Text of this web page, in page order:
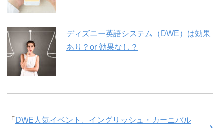
ディズニー英語システム（DWE）は効果
あり？or 効果なし？
「 DWE人気イベント、イングリッシュ・カーニバル